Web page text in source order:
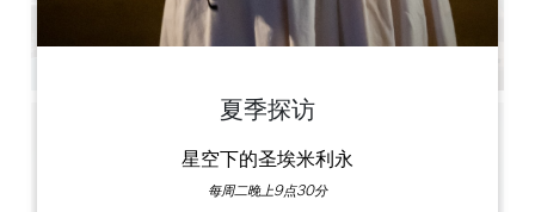
夏季探访
星空下的圣埃米利永
每周二晚上9点30分